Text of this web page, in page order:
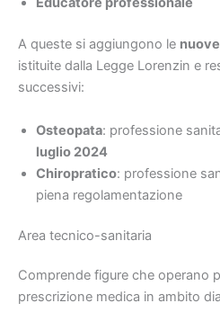
A queste si aggiungono le
istituite dalla Legge Lorenzin e
successivi:
Osteopata: professione
luglio 2024
Chiropratico: professione
piena regolamentazione
Area tecnico-sanitaria
Comprende figure che operano
prescrizione medica in ambito